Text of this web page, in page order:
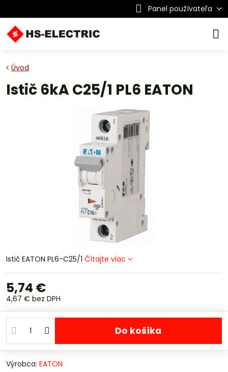
Panel používateľa
Úvod
Istič 6kA C25/1 PL6 EATON
Istič EATON PL6-C25/1 Čítajte viac
5,74 €
4,67 € bez DPH
Do košíka
Výrobca: EATON